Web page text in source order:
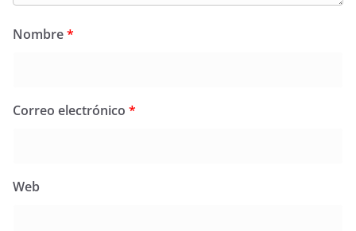
Nombre*
Correo electrónico *
Web